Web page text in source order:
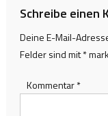
Schreibe einen
Deine E-Mail-
Felder sind mit*
Kommentar*